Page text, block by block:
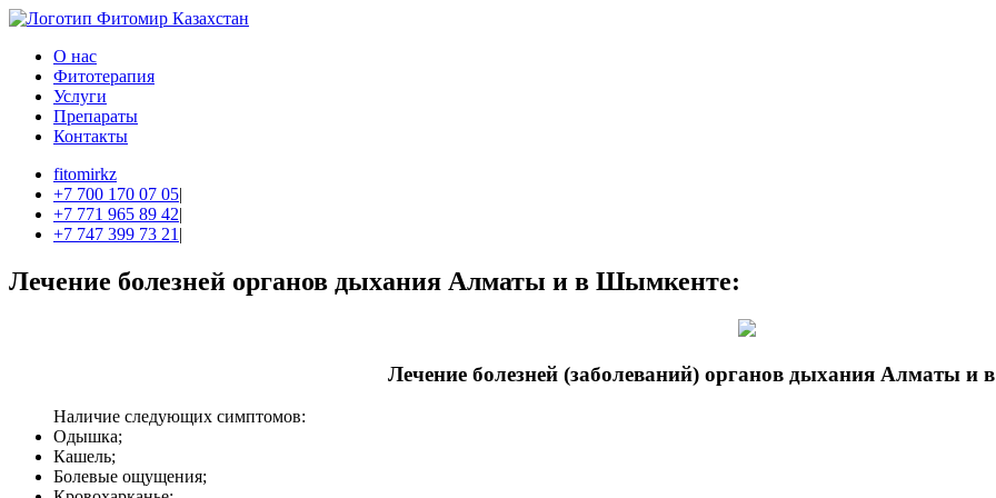
О нас
Фитотерапия
Услуги
Препараты
Контакты
fitomirkz
+7 700 170 07 05|
+7 771 965 89 42|
+7 747 399 73 21 |
Лечение болезней органов дыхания Алматы и в Шымкенте:
Лечение болезней (заболеваний) органов дыхания Алматы и
Наличие следующих симптомов:
Одышка;
Кашель;
Болевые ощущения;